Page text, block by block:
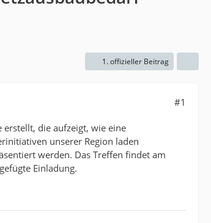
1. offizieller Beitrag
#1
erstellt, die aufzeigt, wie eine
unserer Region laden
werden. Das Treffen findet am
Einladung.